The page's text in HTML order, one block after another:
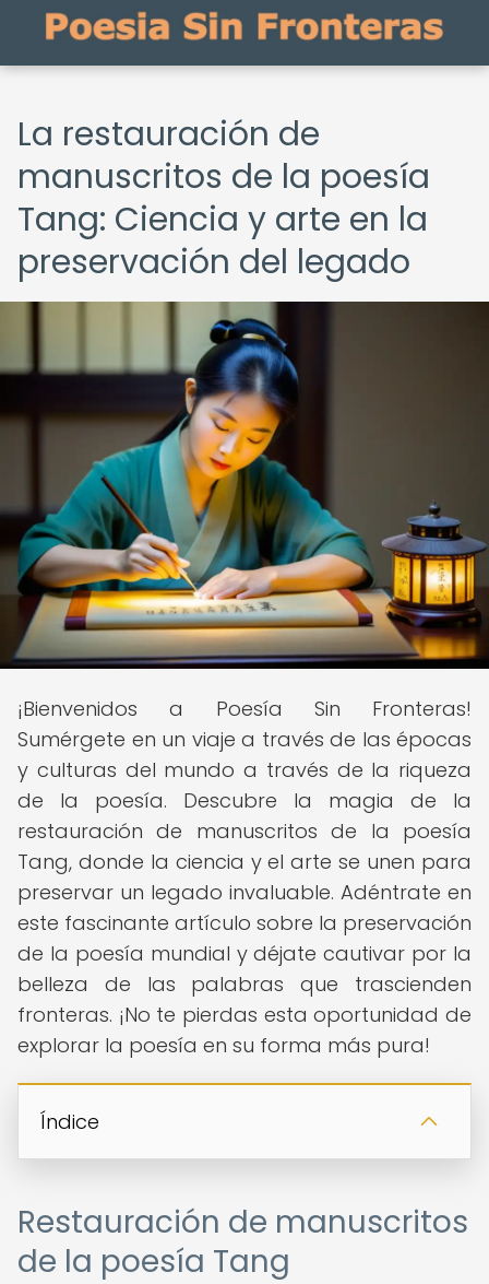
La restauración de
manuscritos de la poesía
Tang: Ciencia y arte en la
preservación del legado
¡Bienvenidos a Poesía Sin Fronteras!
Sumérgete en un viaje a través de las épocas
y culturas del mundo a través de la riqueza
de la poesía. Descubre la magia de la
restauración de manuscritos de la poesía
Tang, donde la ciencia y el arte se unen para
preservar un legado invaluable. Adéntrate en
este fascinante artículo sobre la preservación
de la poesía mundial y déjate cautivar por la
belleza de las palabras que trascienden
fronteras. ¡No te pierdas esta oportunidad de
explorar la poesía en su forma más pura!
Índice
Restauración de manuscritos
de la poesía Tang